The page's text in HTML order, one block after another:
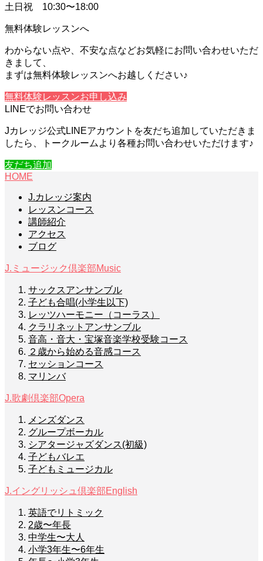
土日祝 10:30〜18:00
無料体験レッスンへ
わからない点や、不安な点などお気軽にお問い合わせいただ
きまして、
まずは無料体験レッスンへお越しください♪
無料体験レッスンお申し込み
LINEでお問い合わせ
Jカレッジ公式LINEアカウントを友だち追加していただきま
したら、トークルームより各種お問い合わせいただけます♪
友だち追加
HOME
J.カレッジ案内
レッスンコース
講師紹介
アクセス
ブログ
J.ミュージック倶楽部Music
サックスアンサンブル
子ども合唱(小学生以下)
レッツハーモニー（コーラス）
クラリネットアンサンブル
音高・音大・宝塚音楽学校受験コース
２歳から始める音感コース
セッションコース
マリンバ
J.歌劇倶楽部Opera
メンズダンス
グループボーカル
シアタージャズダンス(初級)
子どもバレエ
子どもミュージカル
J.イングリッシュ倶楽部English
英語でリトミック
2歳〜年長
中学生〜大人
小学3年生〜6年生